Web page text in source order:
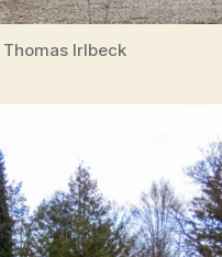
Irlbeck